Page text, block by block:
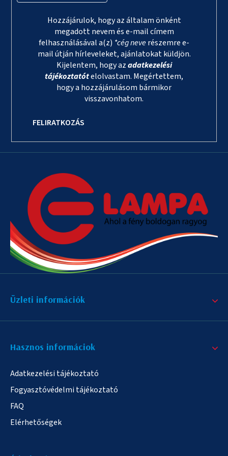
Hozzájárulok, hogy az általam önként
megadott nevem és e-mail címem
felhasználásával a(z) *cég neverészemre e-
mail útján hírleveleket, ajánlatokat küldjön.
Kijelentem, hogy azadatkezelési
tájékoztatótelolvastam. Megértettem,
hogy a hozzájárulásom bármikor
visszavonhatom.
FELIRATKOZÁS
Üzleti információk
Hasznos informáciok
Adatkezelési tájékoztató
Fogyasztóvédelmi tájékoztató
FAQ
Elérhetőségek